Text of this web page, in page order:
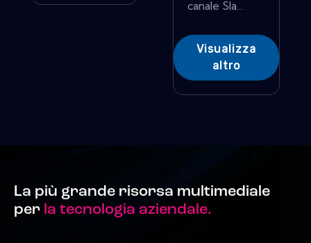
canale Sla...
Visualizza
altro
La più grande risorsa multimediale
per la tecnologia aziendale.